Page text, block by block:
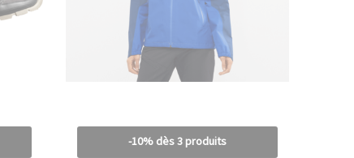
-10% dès 3 produits